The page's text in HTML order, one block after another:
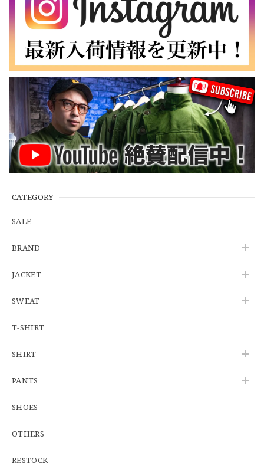
CATEGORY
SALE
BRAND
JACKET
SWEAT
T-SHIRT
SHIRT
PANTS
SHOES
OTHERS
RESTOCK
【LARGE】Ralph Lauren Short Sleeve Cotton BD Shirt ラルフローレン ユーズド 半袖 ボタンダウンシャツ No.146
2026/07/14
３.1947 New York Cubans
2026/07/01